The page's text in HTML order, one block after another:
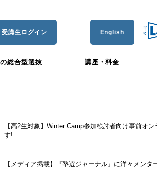
受講生ログイン English
総合型選抜 講座・料金
【高2生対象】Winter Camp参加検討者向け事前オ
す!
【メディア掲載】『塾選ジャーナル』に洋々メン